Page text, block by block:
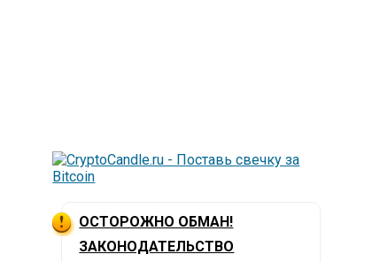
ОСТОРОЖНО ОБМАН!
ЗАКОНОДАТЕЛЬСТВО